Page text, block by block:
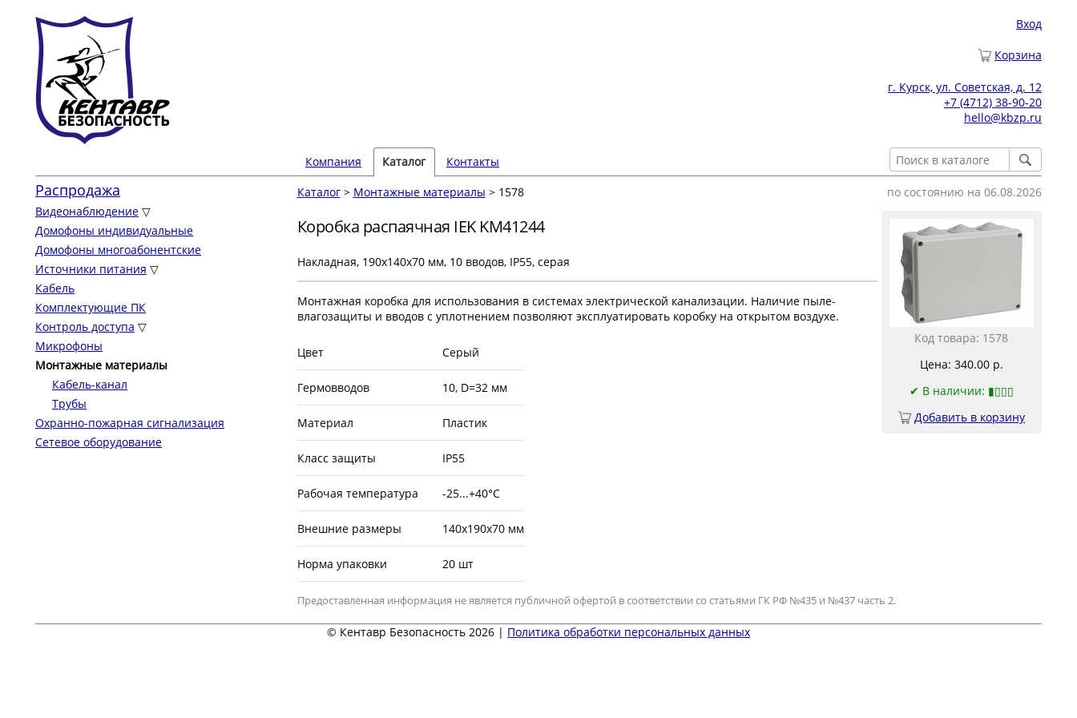
Вход
Корзина
г. Курск, ул. Советская, д. 12
+7 (4712) 38-90-20
hello@kbzp.ru
Компания Каталог Контакты
Распродажа
Видеонаблюдение ▽
Домофоны индивидуальные
Домофоны многоабонентские
Источники питания ▽
Кабель
Комплектующие ПК
Контроль доступа ▽
Микрофоны
Монтажные материалы
Кабель-канал
Трубы
Охранно-пожарная сигнализация
Сетевое оборудование
по состоянию на 06.08.2026
Каталог> Монтажные материалы > 1578
Код товара: 1578
Цена: 340.00 р.
✔ В наличии: ▮▯▯▯
Добавить в корзину
Коробка распаячная IEK KM41244
Накладная, 190x140x70 мм, 10 вводов, IP55, серая
Монтажная коробка для использования в системах электрической канализации. Наличие пыле-
влагозащиты и вводов с уплотнением позволяют эксплуатировать коробку на открытом воздухе.
Цвет Серый
Гермовводов 10, D=32 мм
Материал Пластик
Класс защиты IP55
Рабочая температура -25...+40°C
Внешние размеры 140х190х70 мм
Норма упаковки 20 шт
Предоставленная информация не является публичной офертой в соответствии со статьями ГК РФ №435 и №437 часть 2.
© Кентавр Безопасность 2026 | Политика обработки персональных данных